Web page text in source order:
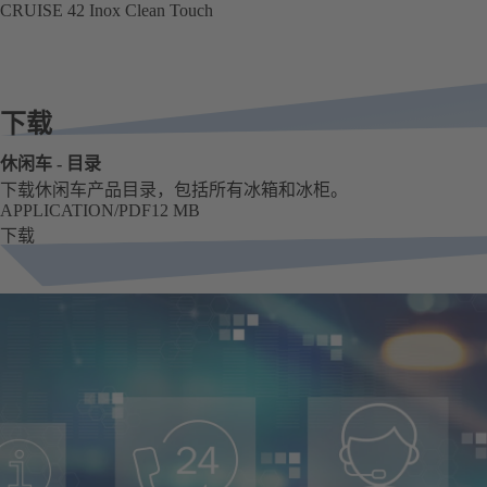
CRUISE 42 Inox Clean Touch
下载
休闲车 - 目录
下载休闲车产品目录，包括所有冰箱和冰柜。
大小
12 MB
格式
APPLICATION/PDF
下载